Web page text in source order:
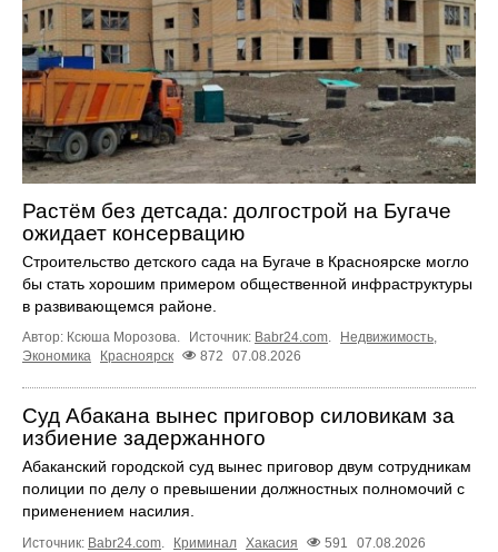
Растём без детсада: долгострой на Бугаче
ожидает консервацию
Строительство детского сада на Бугаче в Красноярске могло
бы стать хорошим примером общественной инфраструктуры
в развивающемся районе.
Автор: Ксюша Морозова. Источник: Babr24.com. Недвижимость,
Экономика
Красноярск 872 07.08.2026
Суд Абакана вынес приговор силовикам за
избиение задержанного
Абаканский городской суд вынес приговор двум сотрудникам
полиции по делу о превышении должностных полномочий с
применением насилия.
Источник: Babr24.com. Криминал Хакасия 591 07.08.2026